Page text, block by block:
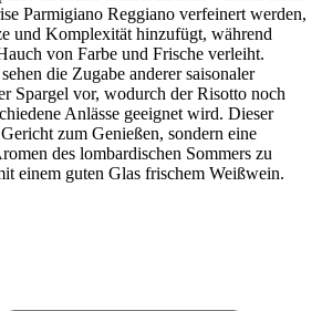
Parmigiano Reggiano verfeinert werden,
und Komplexität hinzufügt, während
von Farbe und Frische verleiht.
die Zugabe anderer saisonaler
Spargel vor, wodurch der Risotto noch
Anlässe geeignet wird. Dieser
zum Genießen, sondern eine
des lombardischen Sommers zu
einem guten Glas frischem Weißwein.